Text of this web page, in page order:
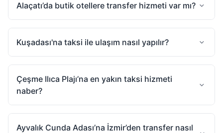
Alaçatı’da butik otellere transfer hizmeti var mı?
Kuşadası'na taksi ile ulaşım nasıl yapılır?
Çeşme Ilıca Plajı’na en yakın taksi hizmeti
naber?
Ayvalık Cunda Adası’na İzmir’den transfer nasıl